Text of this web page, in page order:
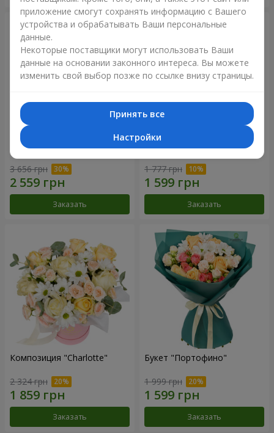
Цветы в коробке "Барокко"
3 656 грн
Заказать
Букет "Розовый вкус
1 777 грн
Заказать
Композиция "Charlotte"
2 324 грн
Заказать
Букет "Портофино"
1 999 грн
Заказать
приложение смогут сохранять информацию с Вашего
устройства и обрабатывать Ваши персональные
данные.
Некоторые поставщики могут использовать Ваши
данные на основании законного интереса. Вы можете
изменить свой выбор позже по ссылке внизу страницы.
Принять все
Настройки